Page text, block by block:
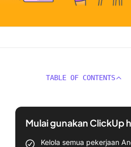
TABLE OF CONTENTS
Mulai gunakan ClickUp
Kelola semua pekerjaan